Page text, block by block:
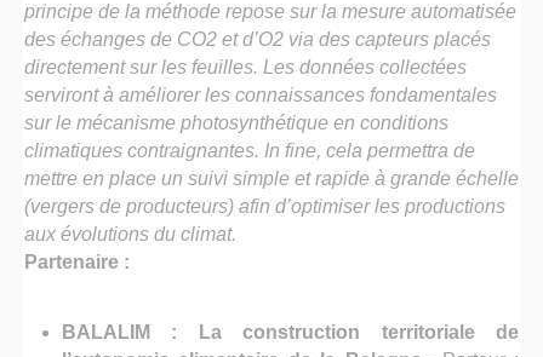
principe de la méthode repose sur la mesure automatisée
des échanges de CO2 et d’O2 via des capteurs placés
directement sur les feuilles. Les données collectées
serviront à améliorer les connaissances fondamentales
sur le mécanisme photosynthétique en conditions
climatiques contraignantes. In fine, cela permettra de
mettre en place un suivi simple et rapide à grande échelle
(vergers de producteurs) afin d’optimiser les productions
aux évolutions du climat.
Partenaire :
BALALIM : La construction territoriale de